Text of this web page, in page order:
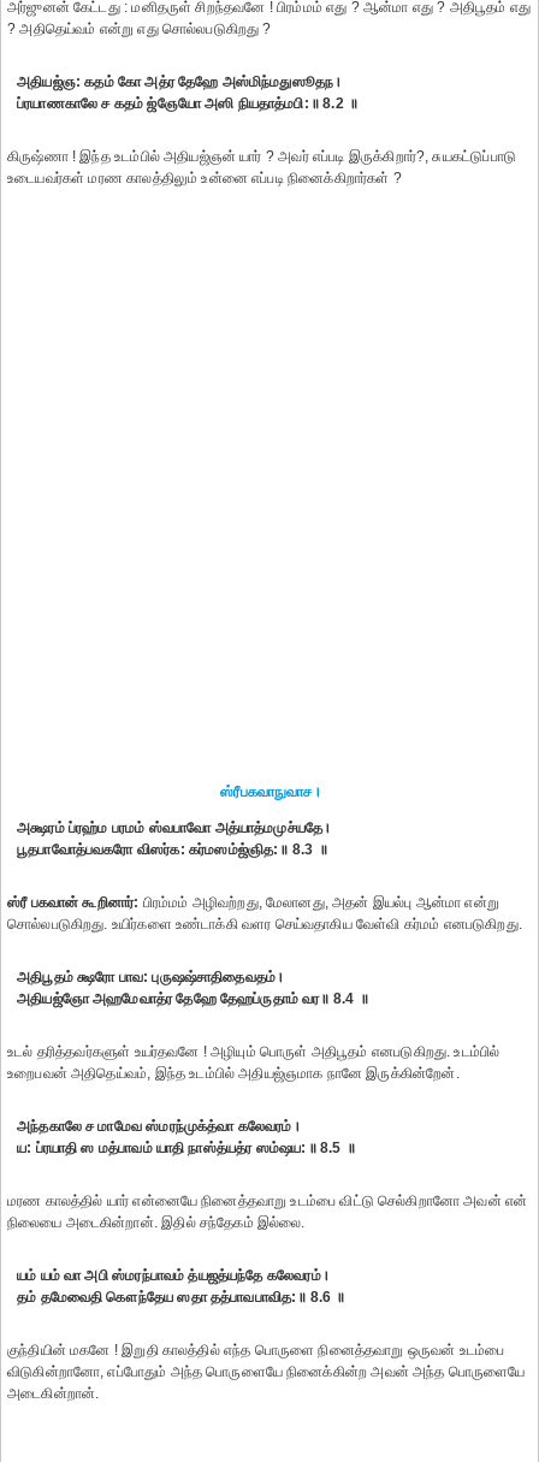
அர்ஜுனன் கேட்டது : மனிதருள் சிறந்தவனே ! பிரம்மம் எது ? ஆன்மா எது ? அதிபூதம் எது
? அதிதெய்வம் என்று எது சொல்லபடுகிறது ?
அதியஜ்ஞ: கதம் கோ அத்ர தேஹே அஸ்மிந்மதுஸூதந।
ப்ரயாணகாலே ச கதம் ஜ்ஞேயோ அஸி நியதாத்மபி:॥ 8.2 ॥
கிருஷ்ணா ! இந்த உடம்பில் அதியஜ்ஞன் யார் ? அவர் எப்படி இருக்கிறார்?, சுயகட்டுப்பாடு
உடையவர்கள் மரண காலத்திலும் உன்னை எப்படி நினைக்கிறார்கள் ?
ஸ்ரீபகவாநுவாச।
அக்ஷரம் ப்ரஹ்ம பரமம் ஸ்வபாவோ அத்யாத்மமுச்யதே।
பூதபாவோத்பவகரோ விஸர்க: கர்மஸம்ஜ்ஞித:॥ 8.3 ॥
ஸ்ரீ பகவான் கூறினார்: பிரம்மம் அழிவற்றது, மேலானது, அதன் இயல்பு ஆன்மா என்று
சொல்லபடுகிறது. உயிர்களை உண்டாக்கி வளர செய்வதாகிய வேள்வி கர்மம் எனபடுகிறது.
அதிபூதம் க்ஷரோ பாவ: புருஷஷ்சாதிதைவதம்।
அதியஜ்ஞோ அஹமேவாத்ர தேஹே தேஹப்ருதாம் வர॥ 8.4 ॥
உடல் தரித்தவர்களுள் உயர்தவனே ! அழியும் பொருள் அதிபூதம் எனபடுகிறது. உடம்பில்
உறைபவன் அதிதெய்வம், இந்த உடம்பில் அதியஜ்ஞமாக நானே இருக்கின்றேன்.
அந்தகாலே ச மாமேவ ஸ்மரந்முக்த்வா கலேவரம்।
ய: ப்ரயாதி ஸ மத்பாவம் யாதி நாஸ்த்யத்ர ஸம்ஷய:॥ 8.5 ॥
மரண காலத்தில் யார் என்னையே நினைத்தவாறு உடம்பை விட்டு செல்கிறானோ அவன் என்
நிலையை அடைகின்றான். இதில் சந்தேகம் இல்லை.
யம் யம் வா அபி ஸ்மரந்பாவம் த்யஜத்யந்தே கலேவரம்।
தம் தமேவைதி கௌந்தேய ஸதா தத்பாவபாவித:॥ 8.6 ॥
குந்தியின் மகனே ! இறுதி காலத்தில் எந்த பொருளை நினைத்தவாறு ஒருவன் உடம்பை
விடுகின்றானோ, எப்போதும் அந்த பொருளையே நினைக்கின்ற அவன் அந்த பொருளையே
அடைகின்றான்.